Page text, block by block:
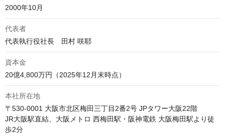
2000年10月
代表者
代表執行役社長　田村 咲耶
資本金
20億4,800万円（2025年12月末時点）
本社所在地
〒530-0001 大阪市北区梅田三丁目2番2号 JPタワー大阪22階
JR大阪駅直結、大阪メトロ 西梅田駅・阪神電鉄 大阪梅田駅より徒
歩2分